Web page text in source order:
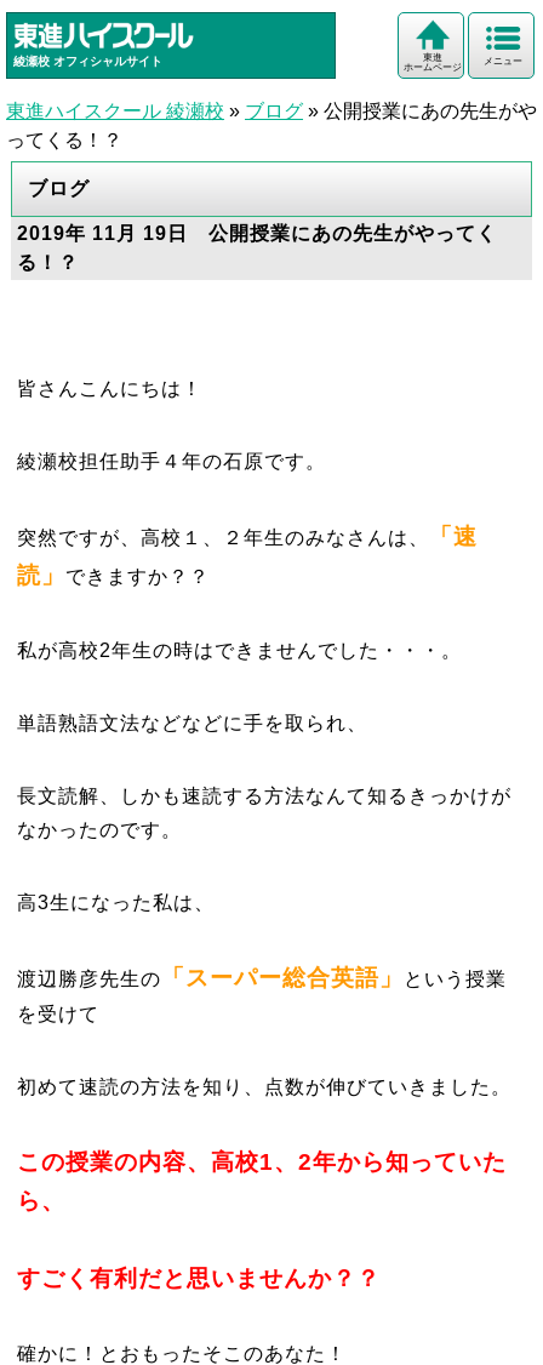
綾瀬校 オフィシャルサイト メニュー
東進
ホームページ
東進ハイスクール 綾瀬校 » ブログ » 公開授業にあの先生がや
ってくる！？
ブログ
2019年 11月 19日 公開授業にあの先生がやってく
る！？
皆さんこんにちは！
綾瀬校担任助手４年の石原です。
突然ですが、高校１、２年生のみなさんは、
「速
読」
できますか？？
私が高校2年生の時はできませんでした・・・。
単語熟語文法などなどに手を取られ、
長文読解、しかも速読する方法なんて知るきっかけが
なかったのです。
高3生になった私は、
渡辺勝彦先生の 「スーパー総合英語」
という授業
を受けて
初めて速読の方法を知り、点数が伸びていきました。
この授業の内容、高校1、2年から知っていた
ら、
すごく有利だと思いませんか？？
確かに！とおもったそこのあなた！